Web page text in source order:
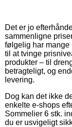
Det er jo
sammenligne
følgelig har
til at tvinge
produkter – til
betragteligt, og
levering.
Dog kan det ikke
enkelte e-shops
Sommelier 6 stk.
du er usvigeligt